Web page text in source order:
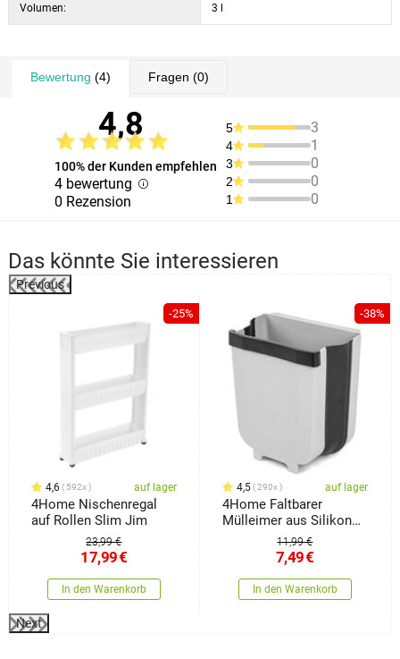
Volumen: 3 l
Bewertung (4) Fragen (0)
4,8
100% der Kunden empfehlen
4 bewertung
0 Rezension
5 3
4 1
3 0
2 0
1 0
Das könnte Sie interessieren
Previous
-25%
4,6 592x auf lager
4Home Nischenregal
auf Rollen Slim Jim
23,99 €
17,99€
In den Warenkorb
-38%
4,5 290x auf lager
4Home Faltbarer
Mülleimer aus Silikon
11,99 €
7,49€
In den Warenkorb
Next